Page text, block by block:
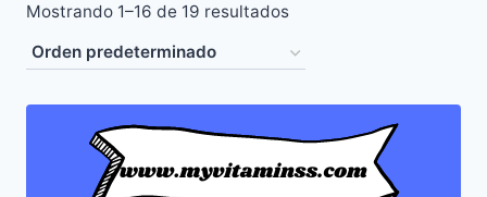
Mostrando 1–16 de 19 resultados